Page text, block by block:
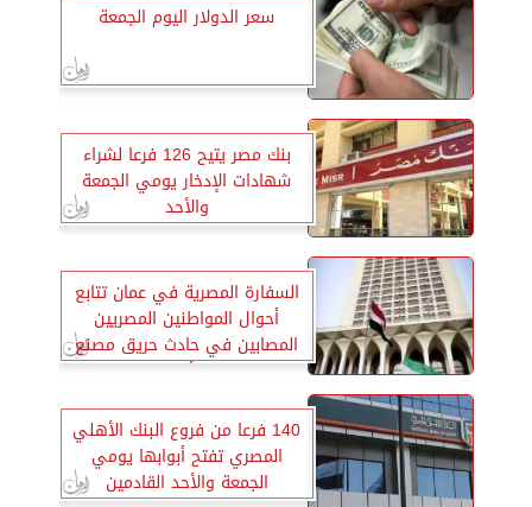
سعر الدولار اليوم الجمعة
بنك مصر يتيح 126 فرعا لشراء
شهادات الإدخار يومي الجمعة
والأحد
السفارة المصرية في عمان تتابع
أحوال المواطنين المصريين
المصابين في حادث حريق مصنع
بالأردن
140 فرعا من فروع البنك الأهلي
المصري تفتح أبوابها يومي
الجمعة والأحد القادمين